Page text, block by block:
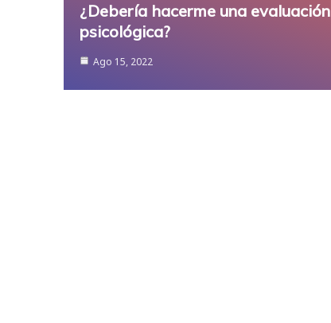
¿Debería hacerme una evaluación
psicológica?
Ago 15, 2022